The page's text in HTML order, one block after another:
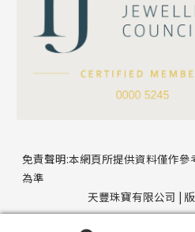
聯絡電話
免責聲明:本網頁所提供資料僅作
為準
天豐珠寶有限公司 |